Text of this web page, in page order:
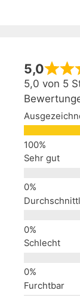
5,0
5,0 von 5
Sehr gut
Schlecht
Furchtbar